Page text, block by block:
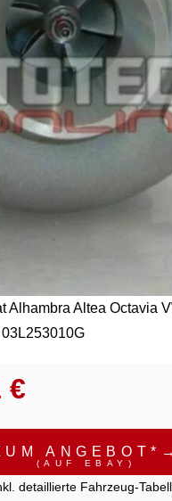
Alhambra Altea Octavia
€
ANGEBOT*→
(AUF EBAY)
detaillierte Fahrzeug-